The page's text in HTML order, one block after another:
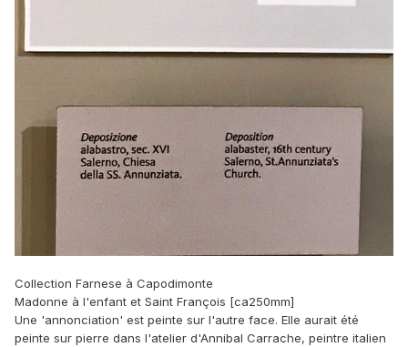
Collection Farnese à Capodimonte
Madonne à l'enfant et Saint François [ca250mm]
Une 'annonciation' est peinte sur l'autre face. Elle aurait été
peinte sur pierre dans l'atelier d'Annibal Carrache, peintre italien